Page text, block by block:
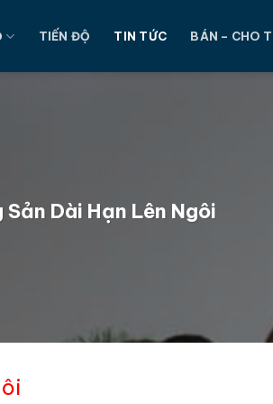
TIẾN ĐỘ TIN TỨC BÁN – CHO
Dài Hạn Lên Ngôi